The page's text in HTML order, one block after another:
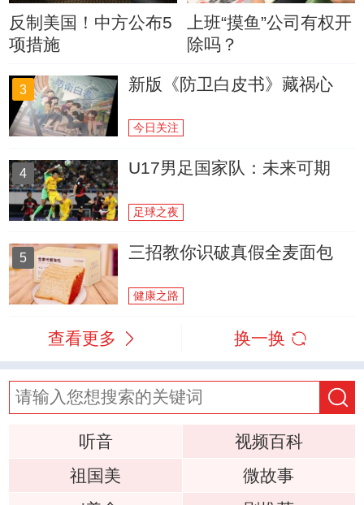
反制美国！中方公布5
项措施
上班“摸鱼”公司有权开
除吗？
3 新版《防卫白皮书》藏祸心
今日关注
4 U17男足国家队：未来可期
足球之夜
5 三招教你识破真假全麦面包
健康之路
查看更多 换一换
听音
视频百科
祖国美
微故事